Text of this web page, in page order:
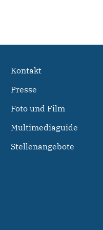
Kontakt
Presse
Foto und Film
Multimediaguide
Stellenangebote